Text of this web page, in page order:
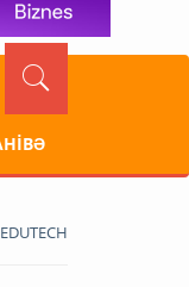
EDUTECH